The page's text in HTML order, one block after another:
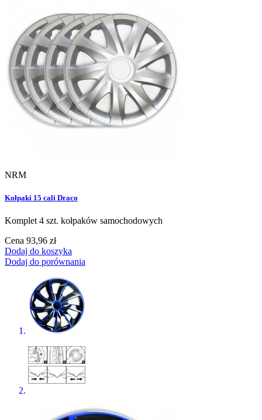
NRM
Kołpaki 15 cali Draco
Komplet 4 szt. kołpaków samochodowych
Cena 93,96 zł
Dodaj do koszyka
Dodaj do porównania